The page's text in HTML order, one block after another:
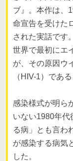
ブ』。本作は、
命宣告を受けた
された実話です。
世界で最初にエ
が、その原因ウ
（HIV-1）であ
感染様式が明ら
いない1980年代
る病」とも言わ
が感染する病気
した。